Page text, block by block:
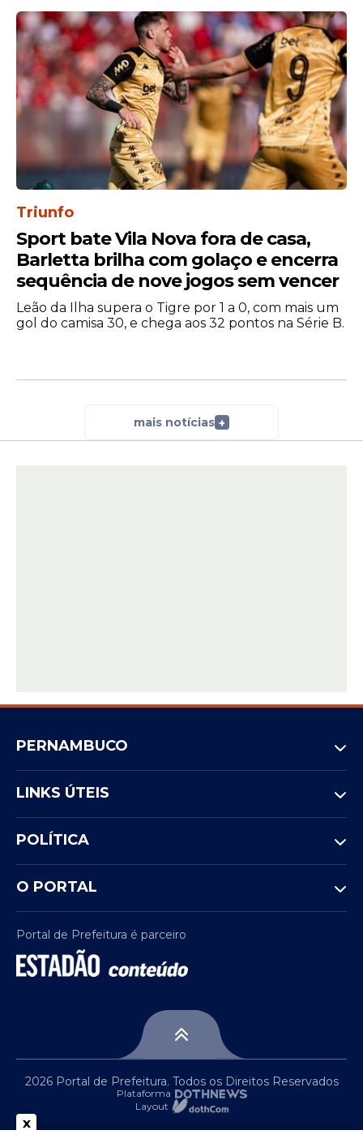
RD Congo retorna ao
Mundial após mais de
cinco décadas
Do outro lado, a República Democrática do
Congo volta a disputar uma Copa do
Mundo após 52 anos.
A única participação da seleção africana
aconteceu em 1974, quando o país ainda
utilizava o nome Zaire. Desde então, a
equipe não conseguiu retornar ao
principal torneio do futebol mundial.
A classificação para a edição de 2026 foi
construída com campanhas
seleções tradicionais do continente
de superarem a Jamaica na repescagem
mundial.
Portugal:Diogo Costa; João Cancelo,
Mendes; Vitinha, João Neves e Bruno
Fernandes; Bernardo Silva, Pedro Neto e
Cristiano Ronaldo. Técnico: Roberto
Martínez.
RD Congo:
Tuanzebe e Masuaku; Sadiki,
Moutoussamy, Elia, Wissa e Mbuku;
Bakambu. Técnico: Sébastien Desabre.
Arbitragem
Árbitro: Abdulrahman Al Jassim (Catar)
Saoud Almaqaleh (Catar)
Triunfo
Sport bate Vila Nova fora de casa,
Barletta brilha com golaço e encerra
sequência de nove jogos sem vencer
Leão da Ilha supera o Tigre por 1 a 0, com mais um
gol do camisa 30, e chega aos 32 pontos na Série B.
mais notícias +
PERNAMBUCO
LINKS ÚTEIS
POLÍTICA
O PORTAL
Portal de Prefeitura é parceiro
2026 Portal de Prefeitura. Todos os Direitos Reservados
Plataforma
Layout
x